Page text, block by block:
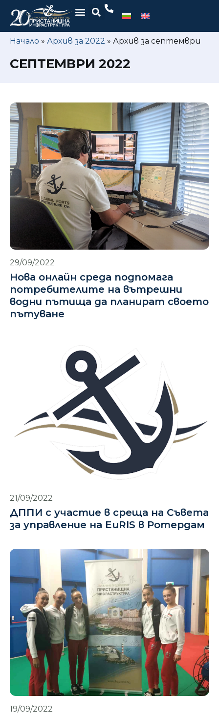
Начало » Архив за 2022 » Архив за септември
СЕПТЕМВРИ 2022
29/09/2022
Нова онлайн среда подпомага
потребителите на вътрешни
водни пътища да планират своето
пътуване
21/09/2022
ДППИ с участие в среща на Съвета
за управление на EuRIS в Ротердам
19/09/2022